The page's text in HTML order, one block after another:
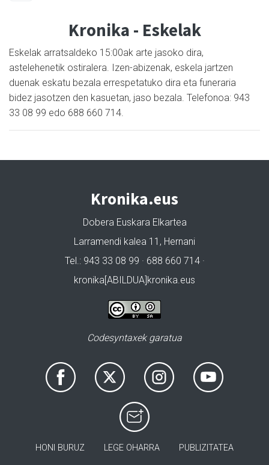
Kronika - Eskelak
Eskelak arratsaldeko 15:00ak arte jasoko dira,
astelehenetik ostiralera. Izen-abizenak, eskela jartzen
duenak eskatu bezala errespetatuko dira eta funeraria
bidez jasotzen den kasuetan, jaso bezala. Telefonoa: 943
33 08 99 edo 688 660 714.
Kronika.eus
Dobera Euskara Elkartea
Larramendi kalea 11, Hernani
Tel.: 943 33 08 99 · 688 660 714 ·
kronika[ABILDUA]kronika.eus
Codesyntaxek garatua
HONI BURUZ LEGE OHARRA PUBLIZITATEA